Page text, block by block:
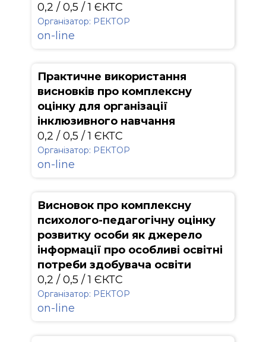
0,2 / 0,5 / 1 ЄКТС
Організатор: РЕКТОР
on-line
Практичне використання
висновків про комплексну
оцінку для організації
інклюзивного навчання
0,2 / 0,5 / 1 ЄКТС
Організатор: РЕКТОР
on-line
Висновок про комплексну
психолого-педагогічну оцінку
розвитку особи як джерело
інформації про особливі освітні
потреби здобувача освіти
0,2 / 0,5 / 1 ЄКТС
Організатор: РЕКТОР
on-line